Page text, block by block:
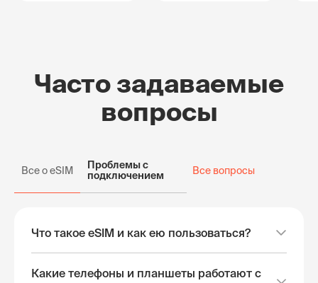
Часто задаваемые
вопросы
Все о eSIM
Проблемы с
подключением
Все вопросы
Что такое eSIM и как ею пользоваться?
Какие телефоны и планшеты работают с